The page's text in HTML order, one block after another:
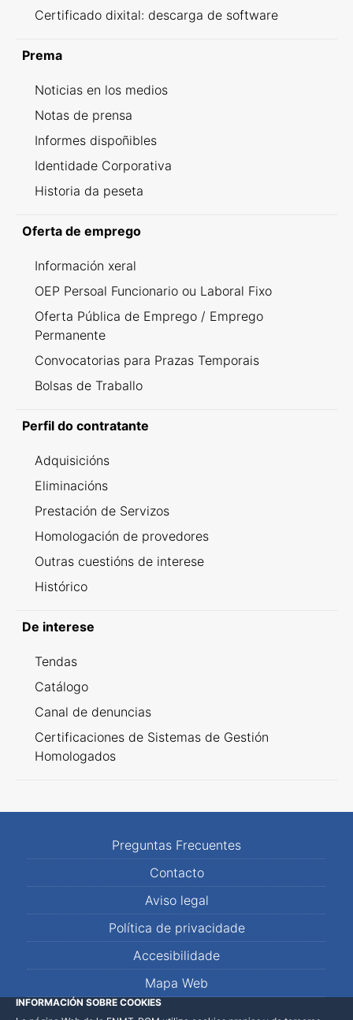
Certificado dixital: descarga de software
Prema
Noticias en los medios
Notas de prensa
Informes dispoñibles
Identidade Corporativa
Historia da peseta
Oferta de emprego
Información xeral
OEP Persoal Funcionario ou Laboral Fixo
Oferta Pública de Emprego / Emprego
Permanente
Convocatorias para Prazas Temporais
Bolsas de Traballo
Perfil do contratante
Adquisicións
Eliminacións
Prestación de Servizos
Homologación de provedores
Outras cuestións de interese
Histórico
De interese
Tendas
Catálogo
Canal de denuncias
Certificaciones de Sistemas de Gestión
Homologados
Preguntas Frecuentes
Contacto
Aviso legal
Política de privacidade
Accesibilidade
Mapa Web
INFORMACIÓN SOBRE COOKIES